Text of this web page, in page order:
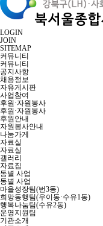
LOGIN
JOIN
SITEMAP
커뮤니티
커뮤니티
공지사항
채용정보
자유게시판
사업참여
후원·자원봉사
후원·자원봉사
후원안내
자원봉사안내
나눔가게
자료실
자료실
갤러리
자료집
동별 사업
동별 사업
마을성장팀(번3동)
희망동행팀(우이동·수유1동)
행복나눔팀(수유2동)
운영지원팀
기관소개